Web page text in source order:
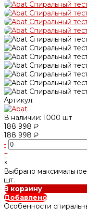
Артикул:
В наличии: 1000 шт
188 998 ₽
188 998 ₽
-
+
×
Выбрано максимальное
шт.
В корзину
Добавлено
Особенности